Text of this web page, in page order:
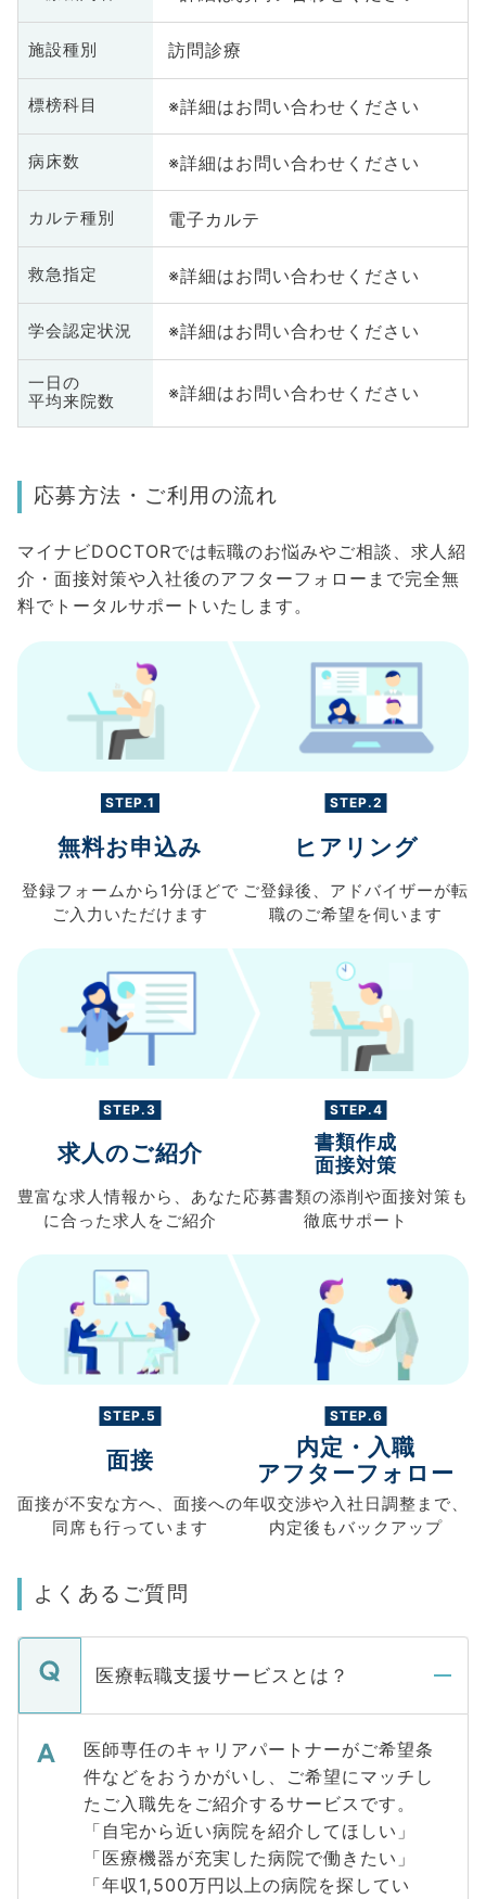
施設種別 訪問診療
標榜科目 ※詳細はお問い合わせください
病床数 ※詳細はお問い合わせください
カルテ種別 電子カルテ
救急指定 ※詳細はお問い合わせください
学会認定状況 ※詳細はお問い合わせください
一日の
平均来院数
※詳細はお問い合わせください
応募方法・ご利用の流れ
マイナビDOCTORでは転職のお悩みやご相談、求人紹
介・面接対策や入社後のアフターフォローまで完全無
料でトータルサポートいたします。
STEP.1
無料お申込み
登録フォームから 1分ほどで
ご入力 いただけます
STEP.2
ヒアリング
ご登録後、 アドバイザーが転
職のご希望を伺います
STEP.3
求人のご紹介
豊富な求人情報から、 あなた
に合った求人を ご紹介
STEP.4
書類作成
面接対策
応募書類の添削や面接対策も
徹底サポート
STEP.5
面接
面接が不安な方へ、 面接への
同席も行っています
STEP.6
内定・入職
アフターフォロー
年収交渉や入社日調整まで、
内定後もバックアップ
よくあるご質問
医療転職支援サービスとは？
医師専任のキャリアパートナーがご希望条
件などをおうかがいし、ご希望にマッチし
たご入職先をご紹介するサービスです。
「自宅から近い病院を紹介してほしい」
「医療機器が充実した病院で働きたい」
「年収1,500万円以上の病院を探してい